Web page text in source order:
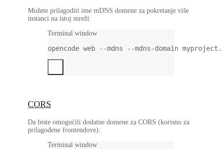
Možete prilagoditi ime mDNS domene za pokretanje više
instanci na istoj mreži:
Terminal window
opencode web --mdns --mdns-domain
CORS
Da biste omogućili dodatne domene za CORS (korisno za
prilagođene frontendove):
Terminal window